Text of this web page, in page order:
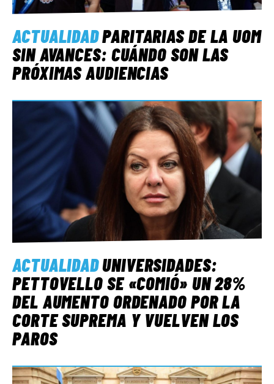
ACTUALIDADPARITARIAS DE LA UOM
SIN AVANCES: CUÁNDO SON LAS
PRÓXIMAS AUDIENCIAS
ACTUALIDADUNIVERSIDADES:
PETTOVELLO SE «COMIÓ» UN 28%
DEL AUMENTO ORDENADO POR LA
CORTE SUPREMA Y VUELVEN LOS
PAROS